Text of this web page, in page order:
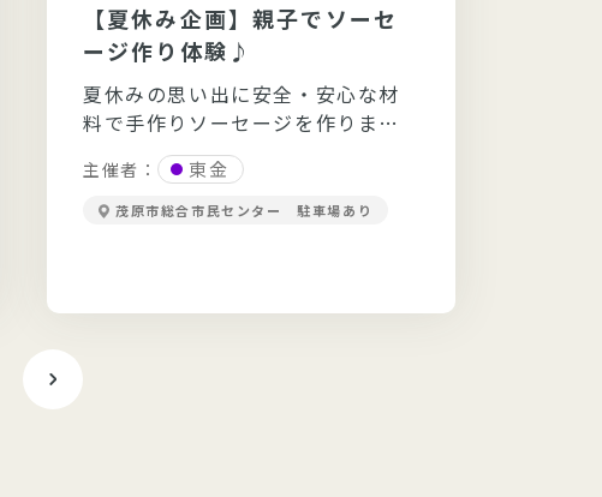
【夏休み企画】親子でソーセ
ージ作り体験♪
夏休みの思い出に安全・安心な材
料で手作りソーセージを作りませ
主催者： 東金
茂原市総合市民センター 駐車場あり